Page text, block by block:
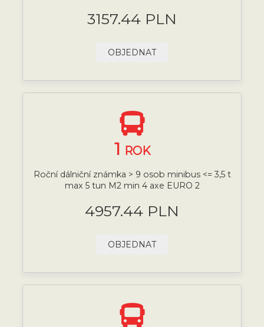
3157.44 PLN
OBJEDNAT
1 ROK
Roční dálniční známka > 9 osob minibus <= 3,5 t
max 5 tun M2 min 4 axe EURO 2
4957.44 PLN
OBJEDNAT